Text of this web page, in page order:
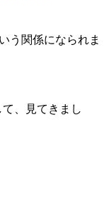
う関係になられま
て、見てきまし